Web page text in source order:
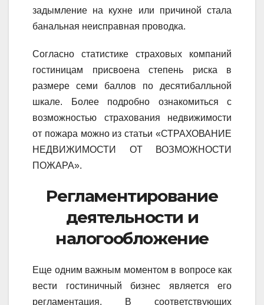
задымление на кухне или причиной стала
банальная неисправная проводка.
Согласно статистике страховых компаний
гостиницам присвоена степень риска в
размере семи баллов по десятибалльной
шкале. Более подробно ознакомиться с
возможностью страхования недвижимости
от пожара можно из статьи «СТРАХОВАНИЕ
НЕДВИЖИМОСТИ ОТ ВОЗМОЖНОСТИ
ПОЖАРА».
Регламентирование
деятельности и
налогообложение
Еще одним важным моментом в вопросе как
вести гостиничный бизнес является его
регламентация. В соответствующих